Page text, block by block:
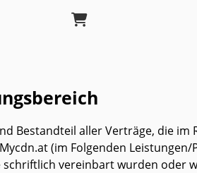
Bestandteil aller Verträge, die
(im Folgenden
vereinbart wurden oder